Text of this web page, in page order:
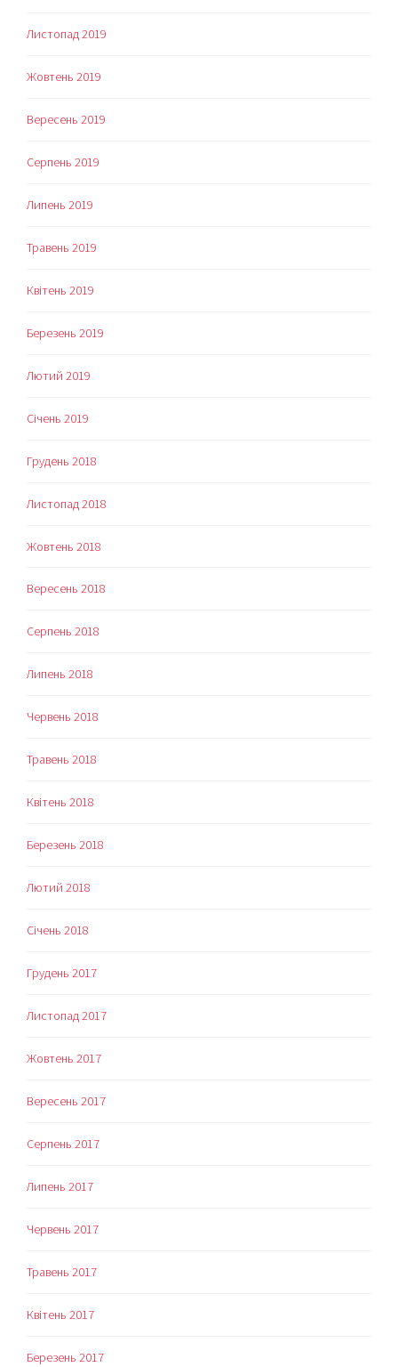
Листопад 2019
Жовтень 2019
Вересень 2019
Серпень 2019
Липень 2019
Травень 2019
Квітень 2019
Березень 2019
Лютий 2019
Січень 2019
Грудень 2018
Листопад 2018
Жовтень 2018
Вересень 2018
Серпень 2018
Липень 2018
Червень 2018
Травень 2018
Квітень 2018
Березень 2018
Лютий 2018
Січень 2018
Грудень 2017
Листопад 2017
Жовтень 2017
Вересень 2017
Серпень 2017
Липень 2017
Червень 2017
Травень 2017
Квітень 2017
Березень 2017